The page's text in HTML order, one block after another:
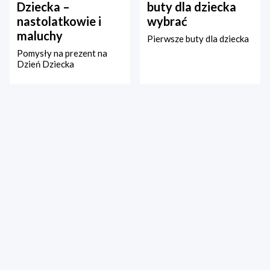
Dziecka –
nastolatkowie i
maluchy
Pomysły na prezent na
Dzień Dziecka
buty dla dziecka
wybrać
Pierwsze buty dla dziecka